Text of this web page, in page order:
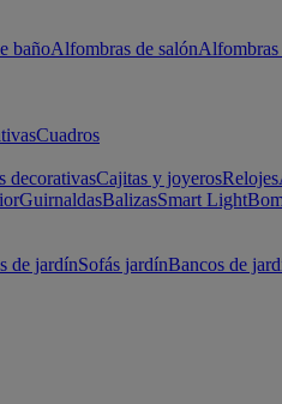
bañoAlfombras de salón
Cuadros
decorativasCajitas y joyerosRelojes
GuirnaldasBalizasSmart Light
de jardínSofás jardínBancos de